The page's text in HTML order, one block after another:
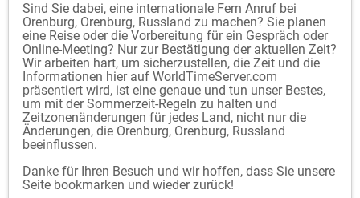
Sind Sie dabei, eine internationale Fern Anruf bei
Orenburg, Orenburg, Russland zu machen? Sie planen
eine Reise oder die Vorbereitung für ein Gespräch oder
Online-Meeting? Nur zur Bestätigung der aktuellen Zeit?
Wir arbeiten hart, um sicherzustellen, die Zeit und die
Informationen hier auf WorldTimeServer.com
präsentiert wird, ist eine genaue und tun unser Bestes,
um mit der Sommerzeit-Regeln zu halten und
Zeitzonenänderungen für jedes Land, nicht nur die
Änderungen, die Orenburg, Orenburg, Russland
beeinflussen.
Danke für Ihren Besuch und wir hoffen, dass Sie unsere
Seite bookmarken und wieder zurück!